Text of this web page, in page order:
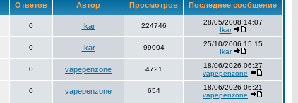
Ответов Автор Просмотров Последнее сообщение
0 Ikar 224746
28/05/2008 14:07
Ikar
0 Ikar 99004
25/10/2006 15:15
Ikar
0 vapepenzone 4721
18/06/2026 06:27
vapepenzone
0 vapepenzone 654
18/06/2026 06:21
vapepenzone